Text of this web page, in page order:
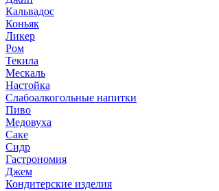
Кальвадос
Коньяк
Ликер
Ром
Текила
Мескаль
Настойка
Слабоалкогольные напитки
Пиво
Медовуха
Саке
Сидр
Гастрономия
Джем
Кондитерские изделия